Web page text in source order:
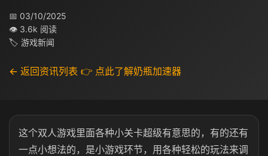
📅 03/10/2025
👁 3.6k 阅读
🏷 游戏新闻
← 返回资讯列表 👉 点此了解奶瓶加速器
这个双人游戏里面各种小关卡超级有意思的，有的还有
一点小想法的，是小游戏环节，用各种轻松的玩法来调